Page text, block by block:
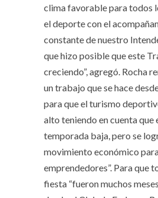
clima favorable para todos
el deporte con el
constante de nuestro
que hizo posible que este
creciendo”, agregó. Rocha
un trabajo que se hace
para que el turismo
alto teniendo en cuenta que
temporada baja, pero se
movimiento económico
emprendedores”. Para que
fiesta “fueron muchos